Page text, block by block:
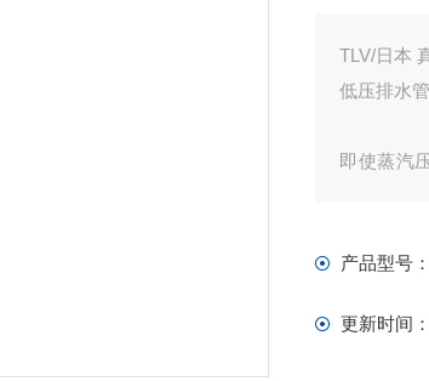
TLV/日本
低压排水
即使蒸汽
产品型号：
更新时间：